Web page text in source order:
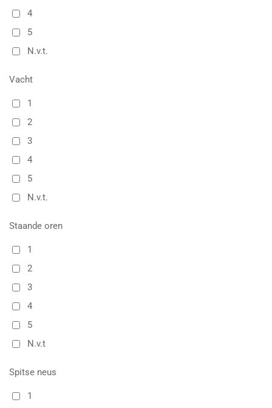
4
5
N.v.t.
Vacht
1
2
3
4
5
N.v.t.
Staande oren
1
2
3
4
5
N.v.t
Spitse neus
1